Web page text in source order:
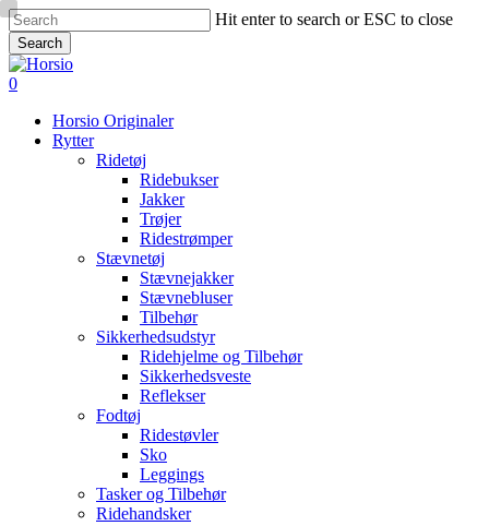
Skip
to
main
content
Hit enter to search or ESC to close
Search
Close
Search
search
account
0
Horsio Originaler
Rytter
Ridetøj
Ridebukser
Jakker
Trøjer
Ridestrømper
Stævnetøj
Stævnejakker
Stævnebluser
Tilbehør
Sikkerhedsudstyr
Ridehjelme og Tilbehør
Sikkerhedsveste
Reflekser
Fodtøj
Ridestøvler
Sko
Leggings
Tasker og Tilbehør
Ridehandsker